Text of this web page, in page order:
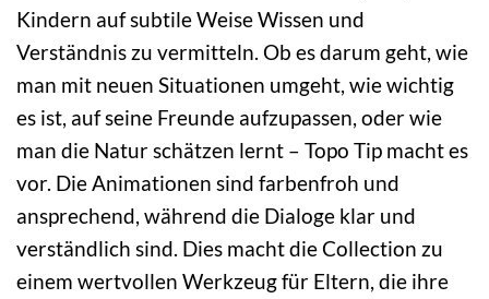
Kindern auf subtile Weise Wissen und
Verständnis zu vermitteln. Ob es darum geht, wie
man mit neuen Situationen umgeht, wie wichtig
es ist, auf seine Freunde aufzupassen, oder wie
man die Natur schätzen lernt – Topo Tip macht es
vor. Die Animationen sind farbenfroh und
ansprechend, während die Dialoge klar und
verständlich sind. Dies macht die Collection zu
einem wertvollen Werkzeug für Eltern, die ihre